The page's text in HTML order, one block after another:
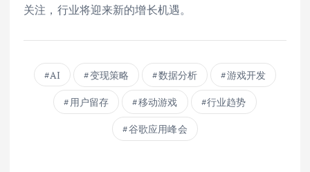
关注，行业将迎来新的增长机遇。
AI 变现策略 数据分析 游戏开发
用户留存 移动游戏 行业趋势
谷歌应用峰会